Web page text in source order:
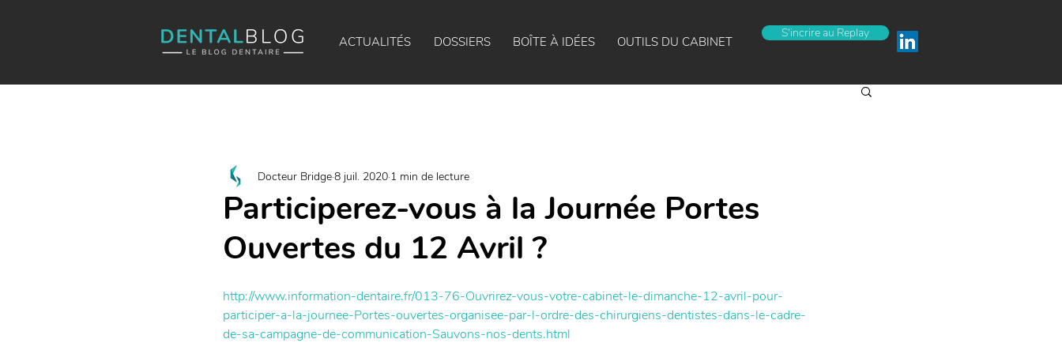
ACTUALITÉS DOSSIERS BOÎTE À IDÉES OUTILS DU CABINET
S'incrire au Replay
Participerez-vous à la Journée Portes
Ouvertes du 12 Avril ?
Docteur Bridge8 juil. 2020 1 min de lecture
http://www.information-dentaire.fr/013-76-Ouvrirez-vous-votre-cabinet-le-dimanche-12-avril-pour-
participer-a-la-journee-Portes-ouvertes-organisee-par-l-ordre-des-chirurgiens-dentistes-dans-le-cadre-
de-sa-campagne-de-communication-Sauvons-nos-dents.html